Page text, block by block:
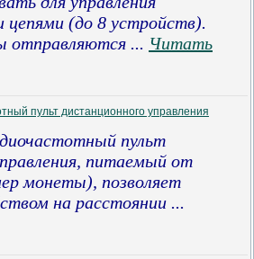
цепями (до 8 устройств).
отправляются ... Читать
пульт дистанционного управления
пульт
питаемый от
монеты), позволяет
на расстоянии ...